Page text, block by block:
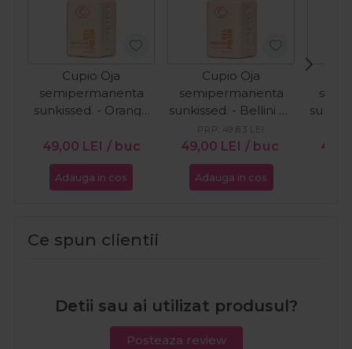
Cupio Oja
semipermanenta
sunkissed. - Orange
49,00 LEI / buc
Adauga in cos
Cupio Oja
semipermanenta
sunkissed. - Bellini by
the Pool 15ml
49,00 LEI / buc
PRP: 49,83 LEI
Adauga in cos
Ce spun clientii
Detii sau ai utilizat produsul?
Posteaza review